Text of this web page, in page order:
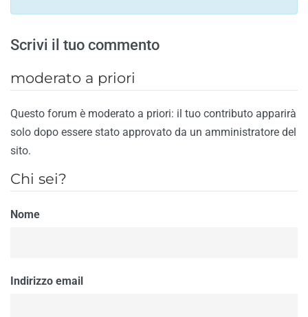
Scrivi il tuo commento
moderato a priori
Questo forum è moderato a priori: il tuo contributo apparirà
solo dopo essere stato approvato da un amministratore del
sito.
Chi sei?
Nome
Indirizzo email